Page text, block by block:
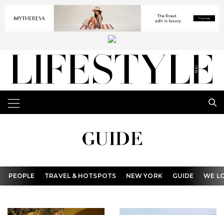
GUIDE
PEOPLE TRAVEL & HOTSPOTS NEW YORK GUIDE WE